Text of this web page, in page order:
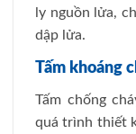
ly nguồn lửa,
dập lửa.
Tấm khoáng
Tấm chống
quá trình thiết